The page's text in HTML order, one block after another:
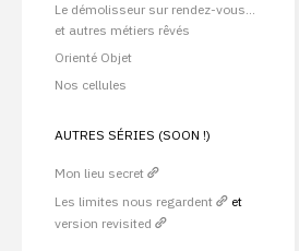
Le démolisseur sur rendez-vous…
et autres métiers rêvés
Orienté Objet
Nos cellules
AUTRES SÉRIES (SOON !)
Mon lieu secret
Les limites nous regardent
et
version revisited